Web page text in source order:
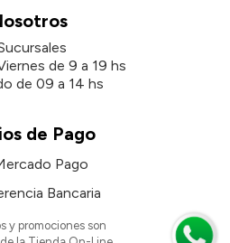
de 9 a 19 hs
de 09 a 14 hs
de Pago
Pago
Bancaria
y promociones son